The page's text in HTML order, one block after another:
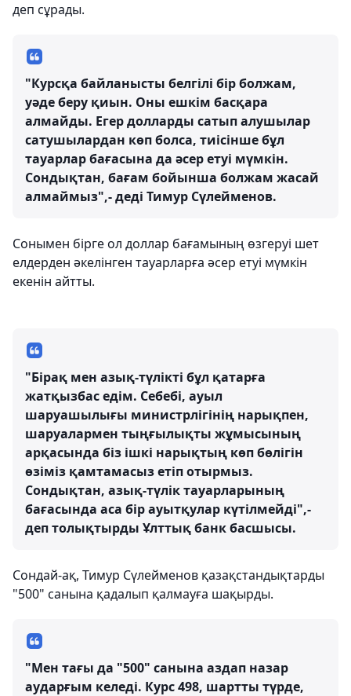
деп сұрады.
"Курсқа байланысты белгілі бір болжам,
уәде беру қиын. Оны ешкім басқара
алмайды. Егер долларды сатып алушылар
сатушылардан көп болса, тиісінше бұл
тауарлар бағасына да әсер етуі мүмкін.
Сондықтан, бағам бойынша болжам жасай
алмаймыз",- деді Тимур Сүлейменов.
Сонымен бірге ол доллар бағамының өзгеруі шет
елдерден әкелінген тауарларға әсер етуі мүмкін
екенін айтты.
"Бірақ мен азық-түлікті бұл қатарға
жатқызбас едім. Себебі, ауыл
шаруашылығы министрлігінің нарықпен,
шаруалармен тыңғылықты жұмысының
арқасында біз ішкі нарықтың көп бөлігін
өзіміз қамтамасыз етіп отырмыз.
Сондықтан, азық-түлік тауарларының
бағасында аса бір ауытқулар күтілмейді",-
деп толықтырды Ұлттық банк басшысы.
Сондай-ақ, Тимур Сүлейменов қазақстандықтарды
"500" санына қадалып қалмауға шақырды.
"Мен тағы да "500" санына аздап назар
аударғым келеді. Курс 498, шартты түрде,